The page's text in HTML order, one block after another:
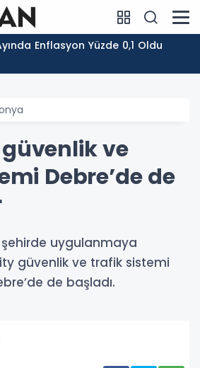
Enflasyon Yüzde 0,1 Oldu
ve
Debre’de de
uygulanmaya
güvenlik ve trafik sistemi
de başladı.